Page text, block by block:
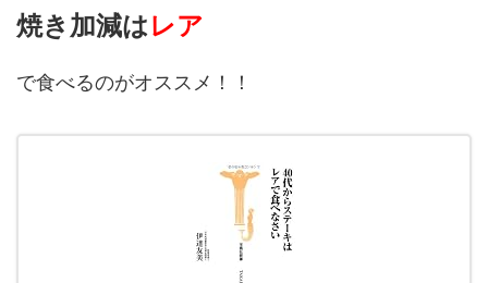
焼き加減はレア
で食べるのがオススメ！！